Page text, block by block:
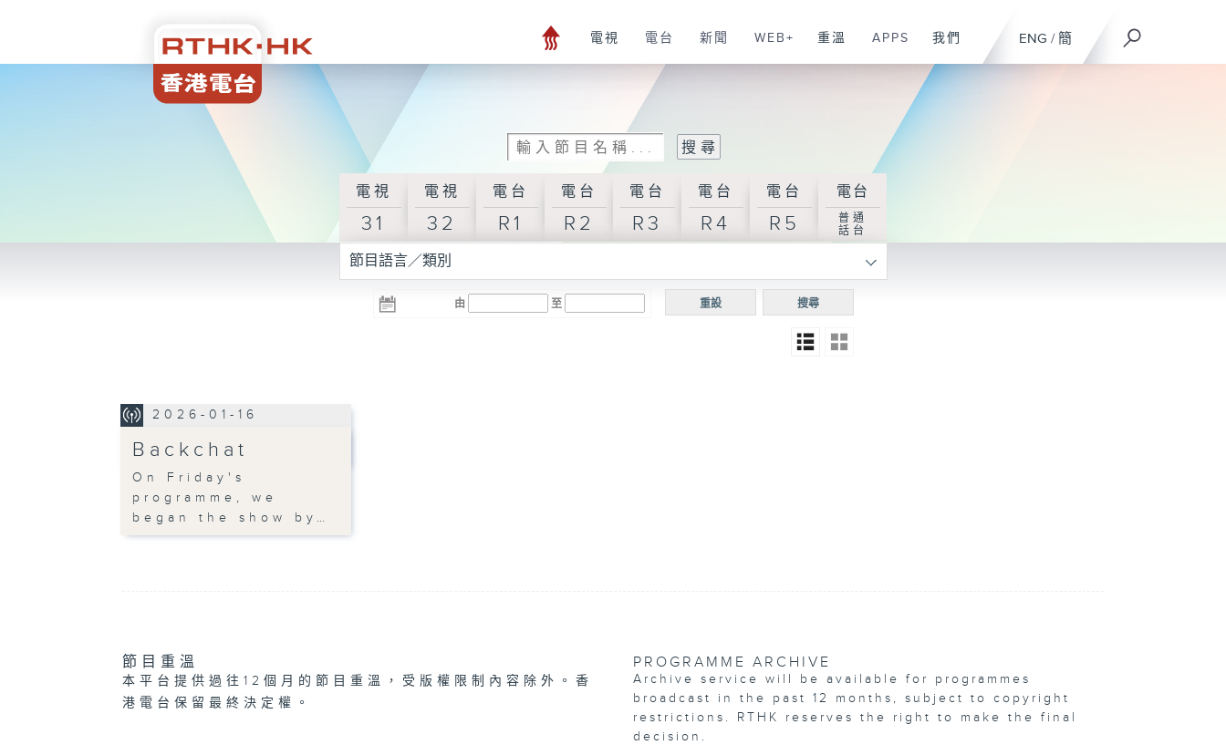
ENG / 簡
電視 電台 新聞 WEB+ 重溫 APPS 我們
電視
31
電視
32
電台
R1
電台
R2
電台
R3
電台
R4
電台
R5
電台
普通
話台
節目語言／類別
由 至 搜尋
重設
2026-01-16
Backchat
On Friday's
programme, we
began the show by…
節目重溫
本平台提供過往12個月的節目重溫，受版權限制內容除外。香
港電台保留最終決定權。
PROGRAMME ARCHIVE
Archive service will be available for programmes
broadcast in the past 12 months, subject to copyright
restrictions. RTHK reserves the right to make the final
decision.